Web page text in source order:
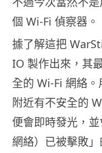
個 Wi-Fi 偵察器。
據了解這把
IO 製作出來，其
全的 Wi-Fi 網絡
附近有不安全的
便會即時發光，
網絡）已被擊敗